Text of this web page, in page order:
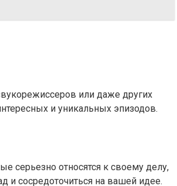
или даже других
и уникальных эпизодов.
серьезно относятся к своему делу,
и сосредоточиться на вашей идее.